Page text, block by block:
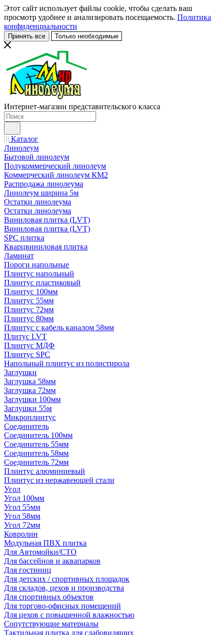
Этот сайт использует файлы cookie, чтобы сделать ваш
просмотр удобнее и анализировать посещаемость. Политика
конфиденциальности
Принять все Только необходимые
Интернет-магазин представительского класса
Каталог
Линолеум
Бытовой линолеум
Полукоммерческий линолеум
Коммерческий линолеум КМ2
Распродажа линолеума
Линолеум ширина 5м
Остатки линолеума
Остатки линолеума
Виниловая плитка (LVT)
Виниловая плитка (LVT)
SPC плитка
Кварцвиниловая плитка
Ламинат
Пороги напольные
Плинтус напольный
Плинтус пластиковый
Плинтус 100мм
Плинтус 55мм
Плинтус 72мм
Плинтус 80мм
Плинтус с кабель каналом 58мм
Плитус LVT
Плинтус МДФ
Плинтус SPC
Напольный плинтус из полистирола
Заглушки
Заглушка 58мм
Заглушка 72мм
Заглушки 100мм
Заглушки 55м
Микроплинтус
Соединитель
Соединитель 100мм
Соединитель 55мм
Соединитель 58мм
Соединитель 72мм
Плинтус алюминиевый
Плинтус из нержавеющей стали
Угол
Угол 100мм
Угол 55мм
Угол 58мм
Угол 72мм
Ковролин
Модульная ПВХ плитка
Для Автомойки/СТО
Для бассейнов и аквапарков
Для гостиниц
Для детских / спортивных площадок
Для складов, цехов и производства
Для спортивных объектов
Для торгово-офисных помещений
Для цехов с повышенной влажностью
Сопутствующие материалы
Тактильная плитка для слабовидящих